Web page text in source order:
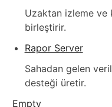
Uzaktan izleme
birleştirir.
Rapor Server
Sahadan gelen
desteği üretir.
Empty